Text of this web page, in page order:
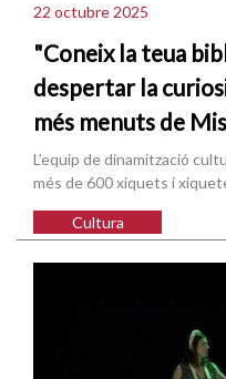
22 octubre 2025
"Coneix la teua
despertar la
més menuts de
L’equip de dinamització
més de 600 xiquets i
Cultura